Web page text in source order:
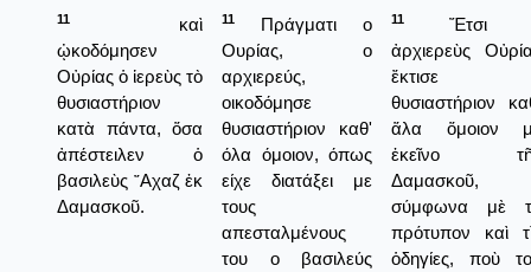
11
καὶ
ᾠκοδόμησεν
Οὐρίας ὁ ἱερεὺς τὸ
θυσιαστήριον
κατὰ πάντα, ὅσα
ἀπέστειλεν ὁ
βασιλεὺς ῎Αχαζ ἐκ
Δαμασκοῦ.
11
Πράγματι ο
Ουρίας, ο
αρχιερεύς,
οικοδόμησε
θυσιαστήριον καθ'
όλα όμοιον, όπως
είχε διατάξει με
τους
απεσταλμένους
του ο βασιλεύς
11
Ἔτσι
ἀρχιερεὺς
ἔκτισε
θυσιαστήριον
ἅλα ὅμοιον
ἐκεῖνο
Δαμασκοῦ,
σύμφωνα μὲ
πρότυπον καὶ
ὁδηγίες, ποὺ